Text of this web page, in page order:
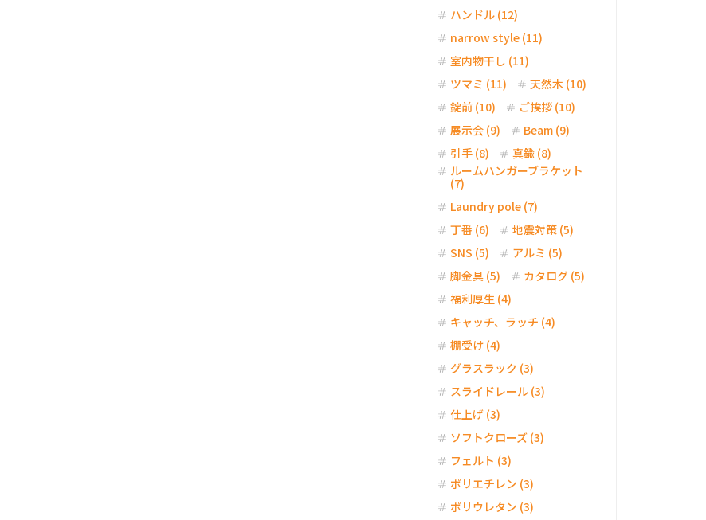
ハンドル (12)
narrow style (11)
室内物干し (11)
ツマミ (11)
天然木 (10)
錠前 (10)
ご挨拶 (10)
展示会 (9)
Beam (9)
引手 (8)
真鍮 (8)
ルームハンガーブラケット
(7)
Laundry pole (7)
丁番 (6)
地震対策 (5)
SNS (5)
アルミ (5)
脚金具 (5)
カタログ (5)
福利厚生 (4)
キャッチ、ラッチ (4)
棚受け (4)
グラスラック (3)
スライドレール (3)
仕上げ (3)
ソフトクローズ (3)
フェルト (3)
ポリエチレン (3)
ポリウレタン (3)